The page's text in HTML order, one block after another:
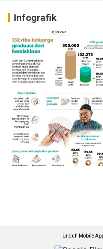
Infografik
Unduh Mobile